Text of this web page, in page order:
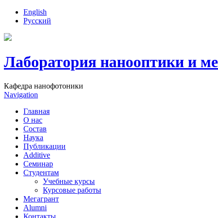
English
Русский
Лаборатория нанооптики и
Кафедра нанофотоники
Navigation
Главная
О нас
Состав
Наука
Публикации
Additive
Семинар
Студентам
Учебные курсы
Курсовые работы
Мегагрант
Alumni
Контакты